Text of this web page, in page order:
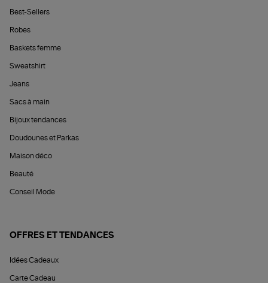
Best-Sellers
Robes
Baskets femme
Sweatshirt
Jeans
Sacs à main
Bijoux tendances
Doudounes et Parkas
Maison déco
Beauté
Conseil Mode
OFFRES ET TENDANCES
Idées Cadeaux
Carte Cadeau